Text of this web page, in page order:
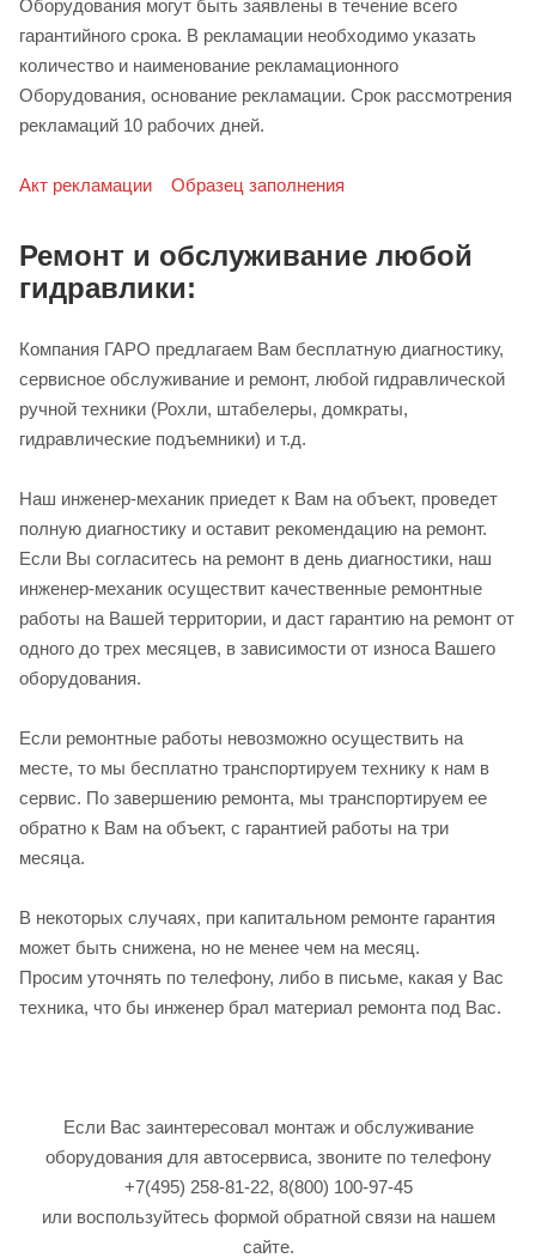
Оборудования могут быть заявлены в течение всего
гарантийного срока. В рекламации необходимо указать
количество и наименование рекламационного
Оборудования, основание рекламации. Срок рассмотрения
рекламаций 10 рабочих дней.
Акт рекламации Образец заполнения
Ремонт и обслуживание любой
гидравлики:
Компания ГАРО предлагаем Вам бесплатную диагностику,
сервисное обслуживание и ремонт, любой гидравлической
ручной техники (Рохли, штабелеры, домкраты,
гидравлические подъемники) и т.д.
Наш инженер-механик приедет к Вам на объект, проведет
полную диагностику и оставит рекомендацию на ремонт.
Если Вы согласитесь на ремонт в день диагностики, наш
инженер-механик осуществит качественные ремонтные
работы на Вашей территории, и даст гарантию на ремонт от
одного до трех месяцев, в зависимости от износа Вашего
оборудования.
Если ремонтные работы невозможно осуществить на
месте, то мы бесплатно транспортируем технику к нам в
сервис. По завершению ремонта, мы транспортируем ее
обратно к Вам на объект, с гарантией работы на три
месяца.
В некоторых случаях, при капитальном ремонте гарантия
может быть снижена, но не менее чем на месяц.
Просим уточнять по телефону, либо в письме, какая у Вас
техника, что бы инженер брал материал ремонта под Вас.
Если Вас заинтересовал монтаж и обслуживание
оборудования для автосервиса, звоните по телефону
+7(495) 258-81-22, 8(800) 100-97-45
или воспользуйтесь формой обратной связи на нашем
сайтe.